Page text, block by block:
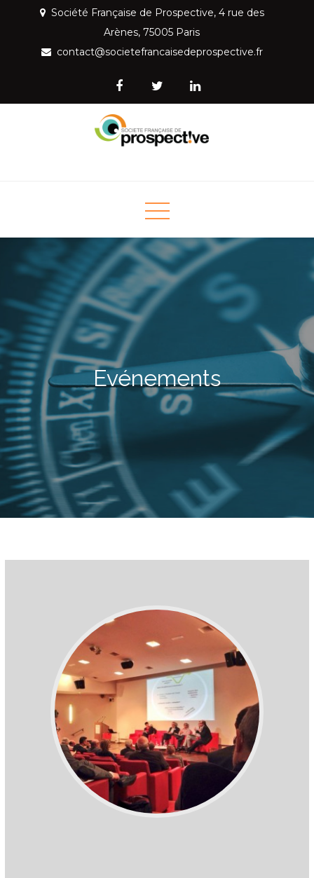
content
Société Française de Prospective, 4 rue des
Arènes, 75005 Paris
contact@societefrancaisedeprospective.fr
Prospective
Evénements